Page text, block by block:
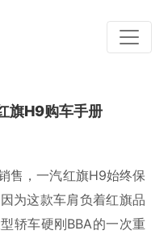
旗H9购车手册
售，一汽红旗H9始终保
为这款车肩负着红旗品
轿车硬刚BBA的一次重